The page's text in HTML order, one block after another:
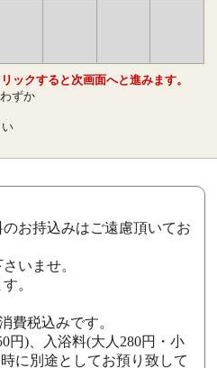
ックすると次画面へと進みます。
ずか
い
お持込みはご遠慮頂いてお
いませ。
。
費税込みです。
円)、入浴料(大人280円・小
に別途としてお預り致して